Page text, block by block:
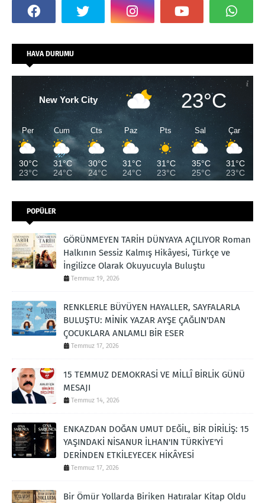
HAVA DURUMU
New York City 23°C
Per
30°C
23°C
Cum
31°C
24°C
Cts
30°C
24°C
Paz
31°C
24°C
Pts
31°C
23°C
Sal
35°C
25°C
Çar
31°C
23°C
POPÜLER
GÖRÜNMEYEN TARİH DÜNYAYA AÇILIYOR Roman
Halkının Sessiz Kalmış Hikâyesi, Türkçe ve
İngilizce Olarak Okuyucuyla Buluştu
Temmuz 19, 2026
RENKLERLE BÜYÜYEN HAYALLER, SAYFALARLA
BULUŞTU: MİNİK YAZAR AYŞE ÇAĞLIN'DAN
ÇOCUKLARA ANLAMLI BİR ESER
Temmuz 17, 2026
15 TEMMUZ DEMOKRASİ VE MİLLÎ BİRLİK GÜNÜ
MESAJI
Temmuz 14, 2026
ENKAZDAN DOĞAN UMUT DEĞİL, BİR DİRİLİŞ: 15
YAŞINDAKİ NİSANUR İLHAN'IN TÜRKİYE'Yİ
DERİNDEN ETKİLEYECEK HİKÂYESİ
Temmuz 17, 2026
Bir Ömür Yollarda Biriken Hatıralar Kitap Oldu